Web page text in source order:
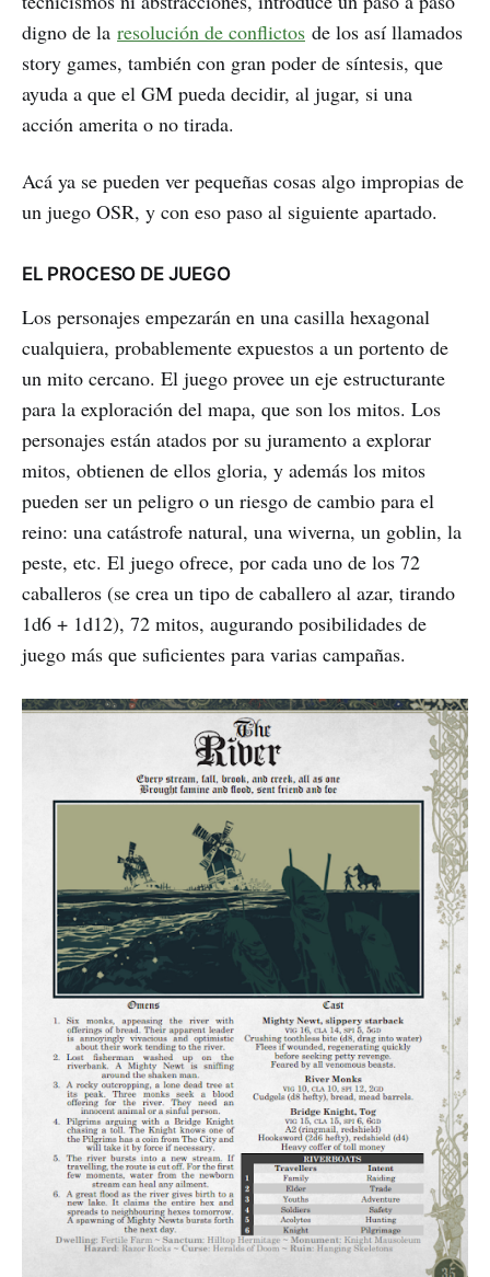
digno de la resolución de conflictos de los así llamados
story games, también con gran poder de síntesis, que
ayuda a que el GM pueda decidir, al jugar, si una
acción amerita o no tirada.
Acá ya se pueden ver pequeñas cosas algo impropias de
un juego OSR, y con eso paso al siguiente apartado.
EL PROCESO DE JUEGO
Los personajes empezarán en una casilla hexagonal
cualquiera, probablemente expuestos a un portento de
un mito cercano. El juego provee un eje estructurante
para la exploración del mapa, que son los mitos. Los
personajes están atados por su juramento a explorar
mitos, obtienen de ellos gloria, y además los mitos
pueden ser un peligro o un riesgo de cambio para el
reino: una catástrofe natural, una wiverna, un goblin, la
peste, etc. El juego ofrece, por cada uno de los 72
caballeros (se crea un tipo de caballero al azar, tirando
1d6 + 1d12), 72 mitos, augurando posibilidades de
juego más que suficientes para varias campañas.